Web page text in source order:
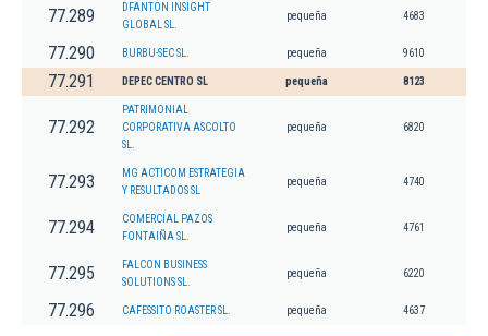
77.289
DFANTON INSIGHT
GLOBAL SL.
pequeña 4683
77.290 BURBU-SEC SL. pequeña 9610
77.291 DEPEC CENTRO SL pequeña 8123
77.292
PATRIMONIAL
CORPORATIVA ASCOLTO
SL.
pequeña 6820
77.293
MG ACTICOM ESTRATEGIA
Y RESULTADOS SL
pequeña 4740
77.294
COMERCIAL PAZOS
FONTAIÑA SL.
pequeña 4761
77.295
FALCON BUSINESS
SOLUTIONS SL.
pequeña 6220
77.296 CAFESSITO ROASTER SL. pequeña 4637